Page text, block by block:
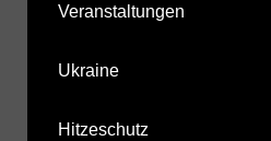
Veranstaltungen
Ukraine
Hitzeschutz